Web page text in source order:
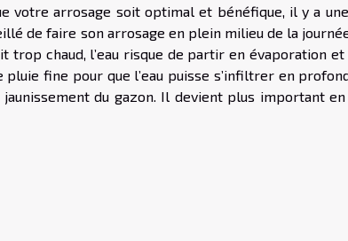
votre arrosage soit optimal et bénéfique, il y a
de faire son arrosage en plein milieu de la
trop chaud, l’eau risque de partir en évaporation et
fine pour que l’eau puisse s’infiltrer en
du gazon. Il devient plus important